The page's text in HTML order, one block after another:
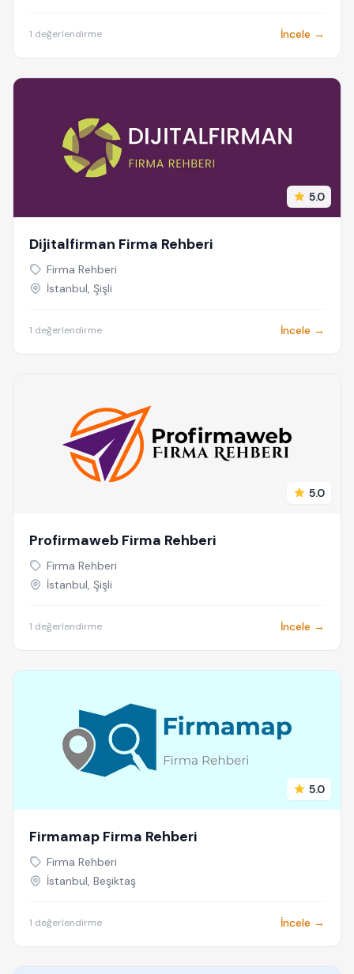
1 değerlendirme İncele →
5.0
Dijitalfirman Firma Rehberi
Firma Rehberi
İstanbul, Şişli
1 değerlendirme İncele →
5.0
Profirmaweb Firma Rehberi
Firma Rehberi
İstanbul, Şişli
1 değerlendirme İncele →
5.0
Firmamap Firma Rehberi
Firma Rehberi
İstanbul, Beşiktaş
1 değerlendirme İncele →